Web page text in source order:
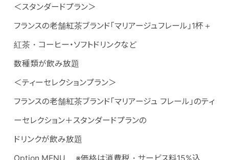
＜スタンダードプラン＞
フランスの老舗紅茶ブランド「マリアージュフレール」1杯＋
紅茶・コーヒー・ソフトドリンクなど
数種類が飲み放題
＜ティーセレクションプラン＞
フランスの老舗紅茶ブランド「マリアージュ フレール」のティ
ーセレクション＋スタンダードプランの
ドリンクが飲み放題